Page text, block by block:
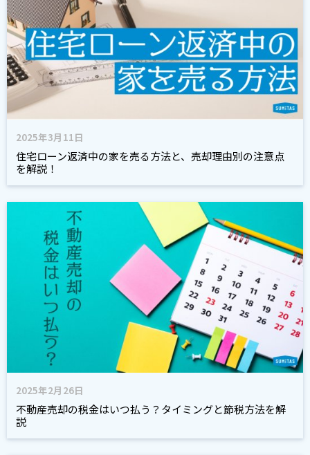
2025年3月11日
住宅ローン返済中の家を売る方法と、売却理由別の注意点
を解説！
2025年2月26日
不動産売却の税金はいつ払う？タイミングと節税方法を解
説